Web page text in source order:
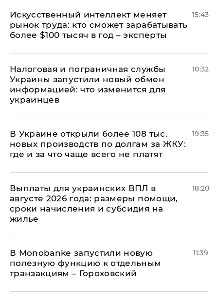
Искусственный интеллект меняет
рынок труда: кто сможет зарабатывать
более $100 тысяч в год – эксперты
15:43
Налоговая и пограничная службы
Украины запустили новый обмен
информацией: что изменится для
украинцев
10:32
В Украине открыли более 108 тыс.
новых производств по долгам за ЖКУ:
где и за что чаще всего не платят
19:35
Выплаты для украинских ВПЛ в
августе 2026 года: размеры помощи,
сроки начисления и субсидия на
жилье
18:20
В Мonobankе запустили новую
полезную функцию к отдельным
транзакциям – Гороховский
11:39